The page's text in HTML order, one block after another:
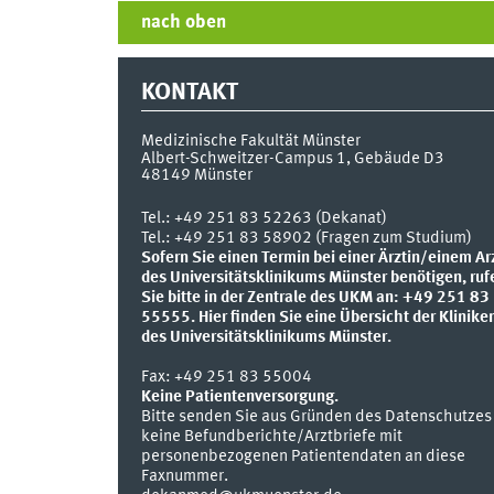
nach oben
KONTAKT
Medizinische Fakultät Münster
Albert-Schweitzer-Campus 1, Gebäude D3
48149 Münster
Tel.: +49 251 83 52263 (Dekanat)
Tel.: +49 251 83 58902 (Fragen zum Studium)
Sofern Sie einen Termin bei einer Ärztin/einem
des Universitätsklinikums Münster benötigen,
Sie bitte in der Zentrale des UKM an: +49 251 83
55555. Hier finden Sie eine Übersicht der
des Universitätsklinikums Münster.
Fax: +49 251 83 55004
Keine Patientenversorgung.
Bitte senden Sie aus Gründen des Datenschutzes
keine Befundberichte/Arztbriefe mit
personenbezogenen Patientendaten an diese
Faxnummer.